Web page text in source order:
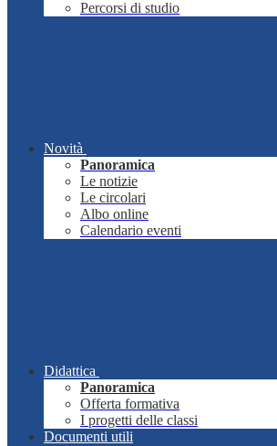
Percorsi di studio
Novità
Panoramica
Le notizie
Le circolari
Albo online
Calendario eventi
Didattica
Panoramica
Offerta formativa
I progetti delle classi
Documenti utili